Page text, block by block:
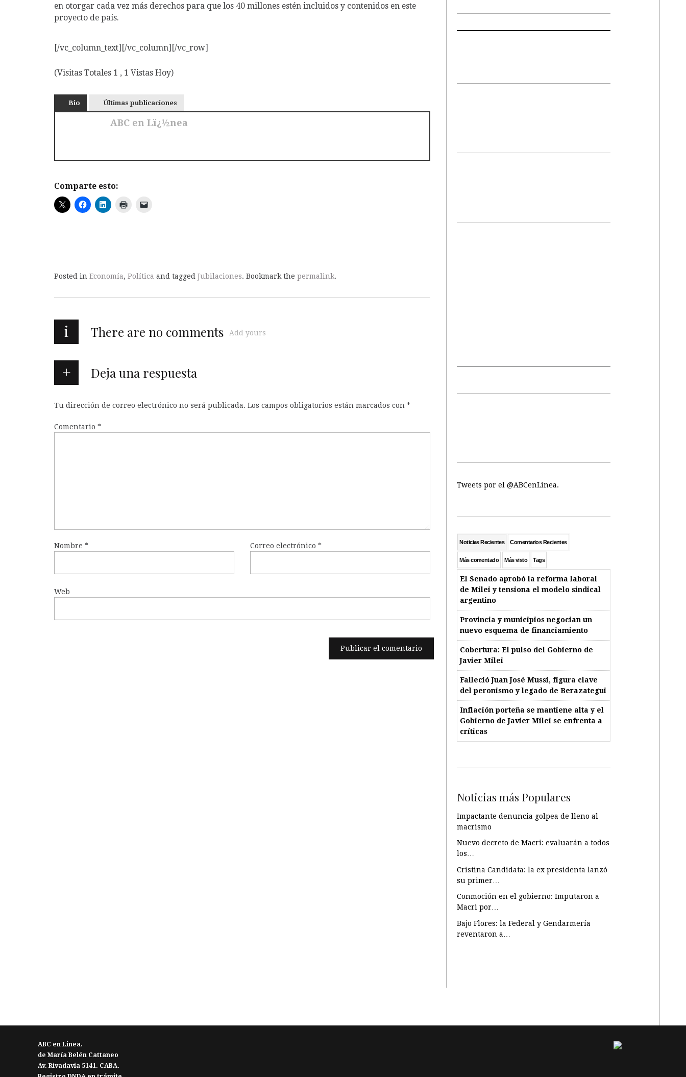
en otorgar cada vez más derechos para que los 40 millones estén incluidos y contenidos en este
proyecto de país.
[/vc_column_text][/vc_column][/vc_row]
(Visitas Totales 1 , 1 Vistas Hoy)
Bio Últimas publicaciones
ABC en Lï¿½nea
Comparte esto:
Posted in Economía, Política and tagged Jubilaciones. Bookmark the permalink.
i There are no comments Add yours
Deja una respuesta
Tu dirección de correo electrónico no será publicada. Los campos obligatorios están marcados con *
Comentario *
Nombre * Correo electrónico*
Web
Tweets por el @ABCenLinea.
Noticias Recientes Comentarios Recientes
Más comentado Más visto Tags
El Senado aprobó la reforma laboral
de Milei y tensiona el modelo sindical
argentino
Provincia y municipios negocian un
nuevo esquema de financiamiento
Cobertura: El pulso del Gobierno de
Javier Milei
Falleció Juan José Mussi, figura clave
del peronismo y legado de Berazategui
Inflación porteña se mantiene alta y el
Gobierno de Javier Milei se enfrenta a
críticas
Noticias más Populares
Impactante denuncia golpea de lleno al
macrismo
Nuevo decreto de Macri: evaluarán a todos
los…
Cristina Candidata: la ex presidenta lanzó
su primer…
Conmoción en el gobierno: Imputaron a
Macri por…
Bajo Flores: la Federal y Gendarmería
reventaron a…
ABC en Linea.
de María Belén Cattaneo
Av. Rivadavia 5141. CABA.